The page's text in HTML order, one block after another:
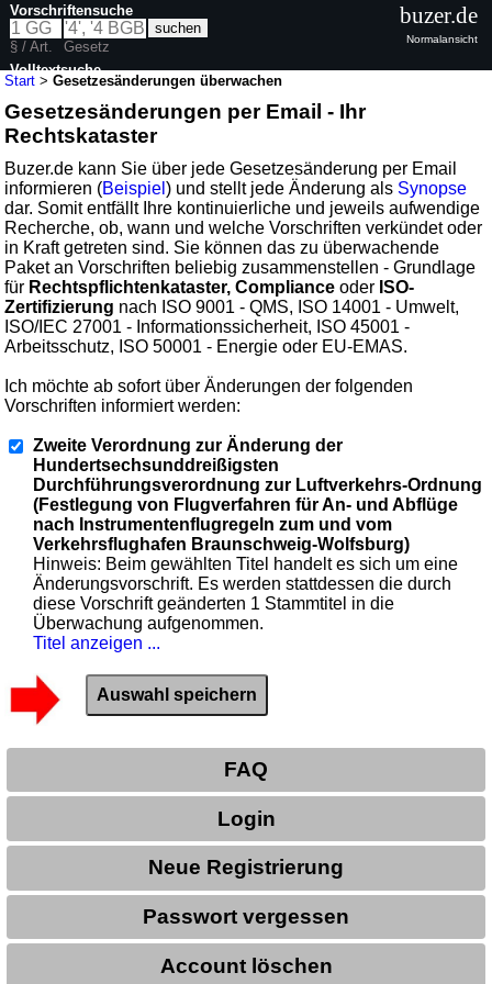
Start >Gesetzesänderungen überwachen
Gesetzesänderungen per Email - Ihr
Rechtskataster
Buzer.de kann Sie über jede Gesetzesänderung per Email
informieren (Beispiel) und stellt jede Änderung als Synopse
dar. Somit entfällt Ihre kontinuierliche und jeweils aufwendige
Recherche, ob, wann und welche Vorschriften verkündet oder
in Kraft getreten sind. Sie können das zu überwachende
Paket an Vorschriften beliebig zusammenstellen - Grundlage
für Rechtspflichtenkataster, Compliance oder ISO-
Zertifizierung nach ISO 9001 - QMS, ISO 14001 - Umwelt,
ISO/IEC 27001 - Informationssicherheit, ISO 45001 -
Arbeitsschutz, ISO 50001 - Energie oder EU-EMAS.
Ich möchte ab sofort über Änderungen der folgenden
Vorschriften informiert werden:
Zweite Verordnung zur Änderung der
Hundertsechsunddreißigsten
Durchführungsverordnung zur Luftverkehrs-Ordnung
(Festlegung von Flugverfahren für An- und Abflüge
nach Instrumentenflugregeln zum und vom
Verkehrsflughafen Braunschweig-Wolfsburg)
Hinweis: Beim gewählten Titel handelt es sich um eine
Änderungsvorschrift. Es werden stattdessen die durch
diese Vorschrift geänderten 1 Stammtitel in die
Überwachung aufgenommen.
Titel anzeigen ...
FAQ
Login
Neue Registrierung
Passwort vergessen
Account löschen
Vorschriftensuche
§ / Art.
Gesetz
Volltextsuche
buzer.de
Normalansicht